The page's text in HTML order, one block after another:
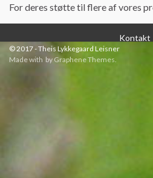
For deres støtte til flere af vores
Kontakt
© 2017 - Theis Lykkegaard Leisner
Made with by Graphene Themes